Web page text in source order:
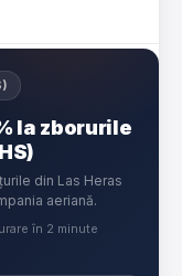
la zborurile
din Las Heras
aeriană.
în 2 minute